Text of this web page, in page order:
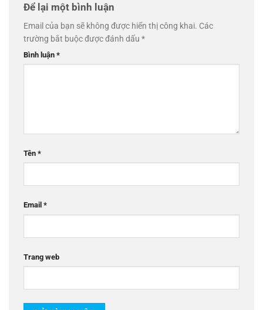
Để lại một bình luận
Email của bạn sẽ không được hiển thị công khai. Các
trường bắt buộc được đánh dấu *
Bình luận *
Tên *
Email *
Trang web